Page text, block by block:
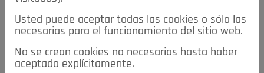
≡NOTICIAS
NOTICIAS SERVICIOS DE INTERÉS
Usted puede aceptar todas las cookies o sólo las
necesarias para el funcionamiento del sitio web.
No se crean cookies no necesarias hasta haber
aceptado explícitamente.